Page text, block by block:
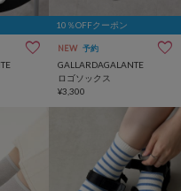
10％OFFクーポン
NEW 予約
GALLARDAGALANTE
ロゴソックス
¥3,300